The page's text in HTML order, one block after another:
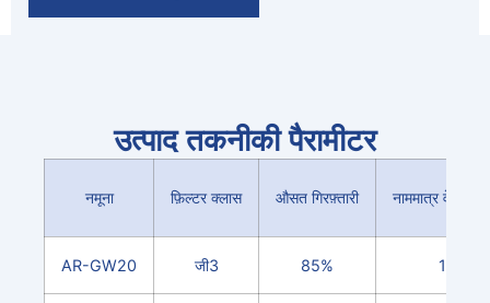
उत्पाद तकनीकी पैरामीटर
नमूना फ़िल्टर क्लास औसत गिरफ़्तारी नाममात्र वेग
AR-GW20 जी3 85% 1.5